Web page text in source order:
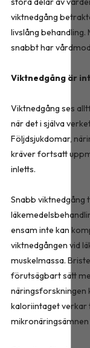
viktnedgång
livslång behandling.
snabbt har
Viktnedgång är
Viktnedgång ses
när det i själva
Följdsjukdomar,
kräver fortsatt
inletts.
Snabb viktnedgång
ensam inte kan
viktnedgången vid
muskelmassa.
förutsägbart sätt
näringsforskningen
kaloriintaget verkar